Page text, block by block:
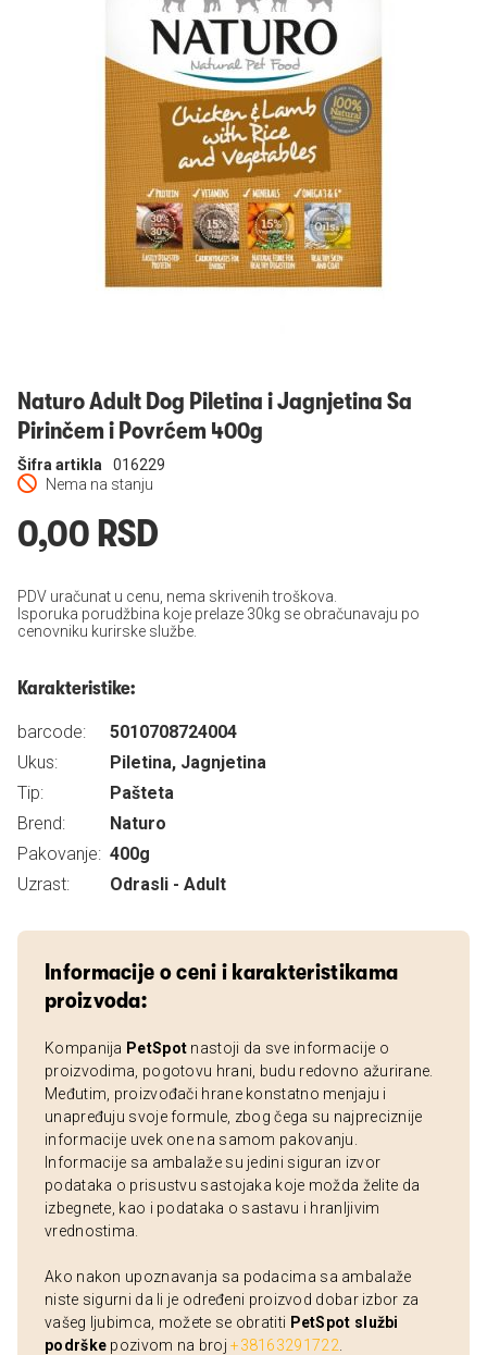
Naturo Adult Dog Piletina i Jagnjetina Sa
Pirinčem i Povrćem 400g
Nema na stanju
Šifra artikla 016229
0,00 RSD
PDV uračunat u cenu, nema skrivenih troškova.
Isporuka porudžbina koje prelaze 30kg se obračunavaju po
cenovniku kurirske službe.
Karakteristike:
barcode:
5010708724004
Ukus:
Piletina, Jagnjetina
Tip:
Pašteta
Brend:
Naturo
Pakovanje: 400g
Uzrast:
Odrasli - Adult
Informacije o ceni i karakteristikama
proizvoda:
Kompanija PetSpot nastoji da sve informacije o
proizvodima, pogotovu hrani, budu redovno ažurirane.
Međutim, proizvođači hrane konstatno menjaju i
unapređuju svoje formule, zbog čega su najpreciznije
informacije uvek one na samom pakovanju.
Informacije sa ambalaže su jedini siguran izvor
podataka o prisustvu sastojaka koje možda želite da
izbegnete, kao i podataka o sastavu i hranljivim
vrednostima.
Ako nakon upoznavanja sa podacima sa ambalaže
niste sigurni da li je određeni proizvod dobar izbor za
vašeg ljubimca, možete se obratiti PetSpot službi
podrške pozivom na broj+38163291722